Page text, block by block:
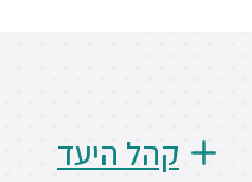
היחידה
לבינלאומיות
קהל היעד